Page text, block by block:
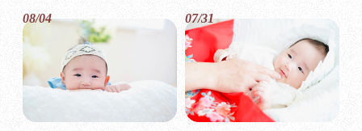
08/04 07/31